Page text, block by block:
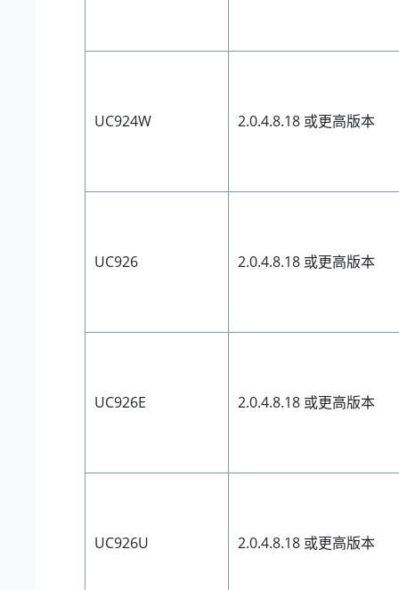
UC924W 2.0.4.8.18 或更高版本
UC926 2.0.4.8.18 或更高版本
UC926E 2.0.4.8.18 或更高版本
UC926U 2.0.4.8.18 或更高版本